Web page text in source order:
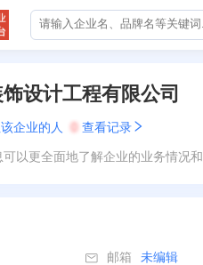
设计工程有限公司
企业的人 0 查看记录
以更全面地了解企业的业务情况
邮箱 未编辑